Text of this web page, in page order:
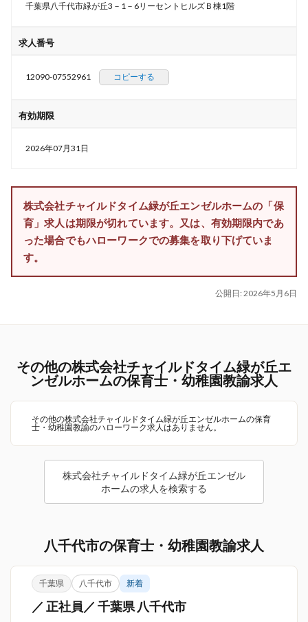
千葉県八千代市緑が丘3－1－6リーセントヒルズＢ棟1階
求人番号
12090-07552961 コピーする
有効期限
2026年07月31日
株式会社チャイルドタイム緑が丘エンゼルホームの「保
育」求人は期限が切れています。又は、有効期限内であ
った場合でもハローワークでの募集を取り下げていま
す。
公開日: 2026年5月6日
その他の株式会社チャイルドタイム緑が丘エ
ンゼルホームの保育士・幼稚園教諭求人
その他の株式会社チャイルドタイム緑が丘エンゼルホームの保育
士・幼稚園教諭のハローワーク求人はありません。
株式会社チャイルドタイム緑が丘エンゼル
ホームの求人を検索する
八千代市の保育士・幼稚園教諭求人
千葉県 八千代市 新着
／ 正社員／ 千葉県 八千代市